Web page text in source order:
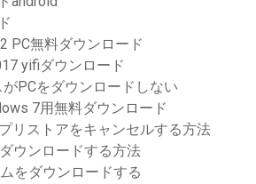
PC無料ダウンロード
yifiダウンロード
PCをダウンロードしない
7用無料ダウンロード
リストアをキャンセルする方法
ウンロードする方法
をダウンロードする